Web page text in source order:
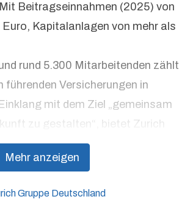
Mehr anzeigen
Beitragseinnahmen (2025) von
Euro, Kapitalanlagen von mehr als
rund 5.300 Mitarbeitenden zählt
führenden Versicherungen in
mit dem Ziel „gemeinsam
zu gestalten“, bietet Zurich
an, die über traditionelle
hinausgehen, um Kunden